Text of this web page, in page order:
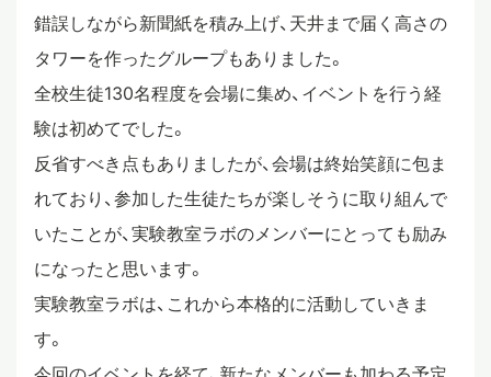
錯誤しながら新聞紙を積み上げ、天井まで届く高さの
タワーを作ったグループもありました。
全校生徒130名程度を会場に集め、イベントを行う経
験は初めてでした。
反省すべき点もありましたが、会場は終始笑顔に包ま
れており、参加した生徒たちが楽しそうに取り組んで
いたことが、実験教室ラボのメンバーにとっても励み
になったと思います。
実験教室ラボは、これから本格的に活動していきま
す。